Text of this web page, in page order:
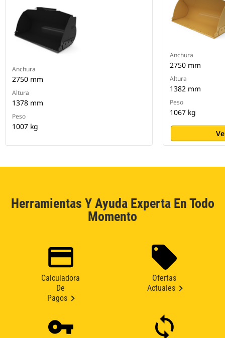
Anchura
2750 mm
Altura
1378 mm
Peso
1007 kg
Anchura
2750 mm
Altura
1382 mm
Peso
1067 kg
Herramientas Y Ayuda Experta En Todo
Momento
Calculadora
De
Pagos
Ofertas
Actuales